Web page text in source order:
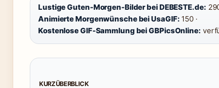
Lustige Guten-Morgen-Bilder bei DEBESTE.de:
Animierte Morgenwünsche bei UsaGIF: 150 ·
Kostenlose GIF-Sammlung bei GBPicsOnline:
KURZÜBERBLICK